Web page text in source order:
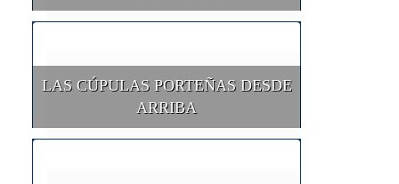
LAS CÚPULAS PORTEÑAS DESDE
ARRIBA